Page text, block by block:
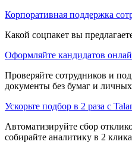
Корпоративная поддержка
Какой соцпакет вы
Оформляйте кандидатов
Проверяйте сотрудников и
документы без бумаг и
Ускорьте подбор в 2 раза с
Автоматизируйте сбор
собирайте аналитику в 2 клика